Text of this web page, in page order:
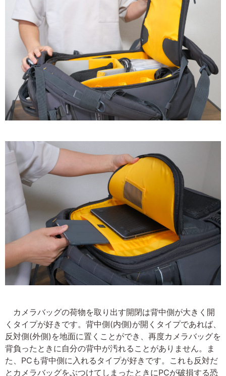
カメラバッグの荷物を取り出す開閉は背中側が大きく開
くタイプが好きです。背中側(内側)が開くタイプであれば、
反対側(外側)を地面に置くことができ、再度カメラバッグを
背負ったときに自分の背中が汚れることがありません。ま
た、PCも背中側に入れるタイプが好きです。これも反対だ
とカメラバッグをぶつけてしまったときにPCが破損する恐